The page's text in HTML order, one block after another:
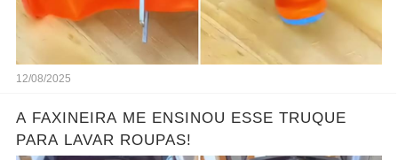
12/08/2025
A FAXINEIRA ME ENSINOU ESSE TRUQUE
PARA LAVAR ROUPAS!